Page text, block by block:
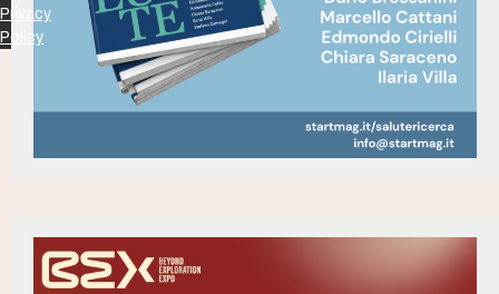
Privacy
Policy